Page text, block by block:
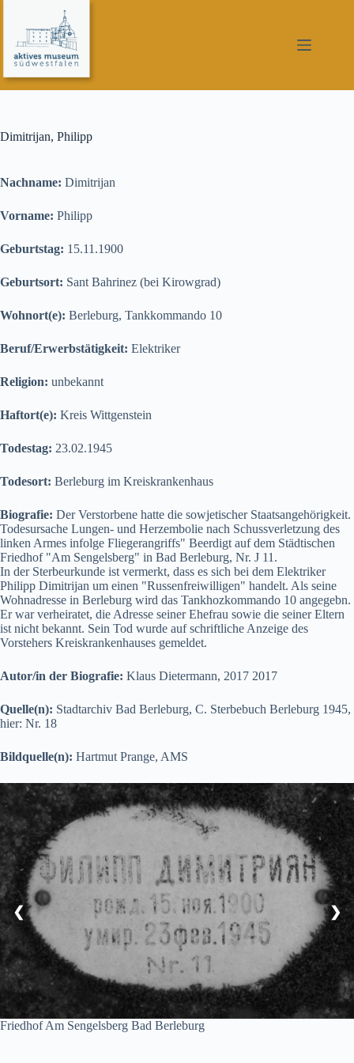
springen
Dimitrijan, Philipp
Nachname: Dimitrijan
Vorname: Philipp
Geburtstag: 15.11.1900
Geburtsort: Sant Bahrinez (bei Kirowgrad)
Wohnort(e): Berleburg, Tankkommando 10
Beruf/Erwerbstätigkeit: Elektriker
Religion: unbekannt
Haftort(e): Kreis Wittgenstein
Todestag: 23.02.1945
Todesort: Berleburg im Kreiskrankenhaus
Biografie: Der Verstorbene hatte die sowjetischer Staatsangehörigkeit.
Todesursache Lungen- und Herzembolie nach Schussverletzung des
linken Armes infolge Fliegerangriffs" Beerdigt auf dem Städtischen
Friedhof "Am Sengelsberg" in Bad Berleburg, Nr. J 11.
In der Sterbeurkunde ist vermerkt, dass es sich bei dem Elektriker
Philipp Dimitrijan um einen "Russenfreiwilligen" handelt. Als seine
Wohnadresse in Berleburg wird das Tankhozkommando 10 angegebn.
Er war verheiratet, die Adresse seiner Ehefrau sowie die seiner Eltern
ist nicht bekannt. Sein Tod wurde auf schriftliche Anzeige des
Vorstehers Kreiskrankenhauses gemeldet.
Autor/in der Biografie: Klaus Dietermann, 2017 2017
Quelle(n): Stadtarchiv Bad Berleburg, C. Sterbebuch Berleburg 1945,
hier: Nr. 18
Bildquelle(n): Hartmut Prange, AMS
Friedhof Am Sengelsberg Bad Berleburg
❮ ❯